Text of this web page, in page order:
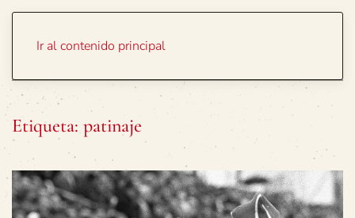
Ir al contenido principal
Etiqueta: patinaje